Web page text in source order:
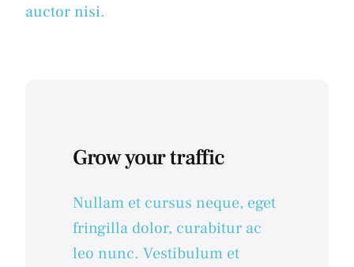
auctor nisi.
Grow your traffic
Nullam et cursus neque, eget
fringilla dolor, curabitur ac
leo nunc. Vestibulum et